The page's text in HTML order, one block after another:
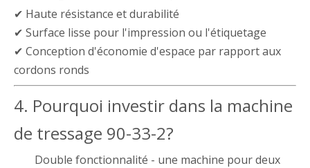
✔ Haute résistance et durabilité
✔ Surface lisse pour l'impression ou l'étiquetage
✔ Conception d'économie d'espace par rapport aux
cordons ronds
4. Pourquoi investir dans la machine
de tressage 90-33-2?
Double fonctionnalité - une machine pour deux